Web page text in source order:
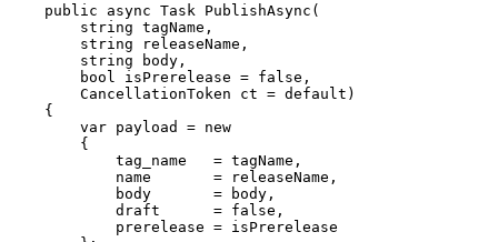
    public
async Task PublishAsync (
        string
tagName ,
        string
releaseName ,
        string
body ,
        bool
isPrerelease = false ,
        CancellationToken
ct = default )
    {
        var
payload = new
        {
            tag_name
= tagName ,
            name
= releaseName ,
            body
= body ,
            draft
= false ,
            prerelease
= isPrerelease